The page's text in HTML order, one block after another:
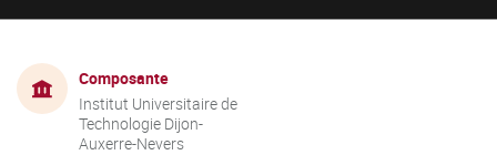
Composante
Institut Universitaire de
Technologie Dijon-
Auxerre-Nevers